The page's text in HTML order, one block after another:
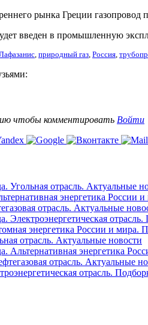
рынка Греции
введен в промышленную
, природный газ, Россия,
чтобы комментировать Войти
Угольная отрасль. Актуальные
энергетика России
отрасль. Актуальные
Электроэнергетическая
энергетика России и мира.
отрасль. Актуальные новости
Альтернативная энергетика
отрасль. Актуальные
отрасль.